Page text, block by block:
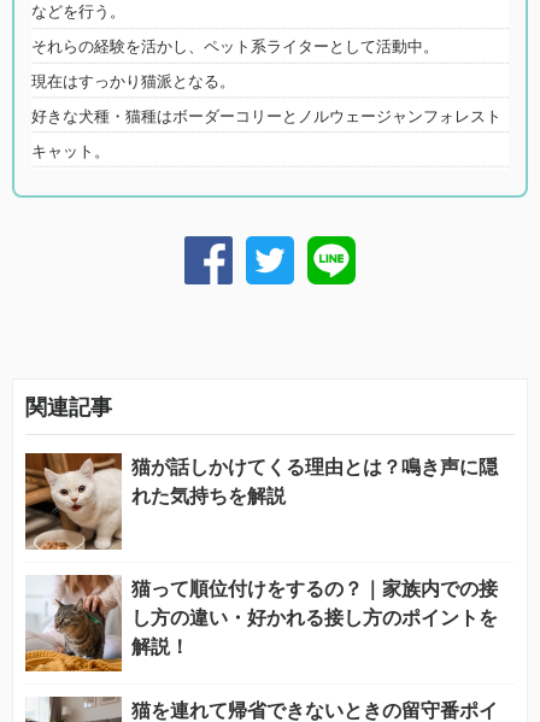
などを行う。
それらの経験を活かし、ペット系ライターとして活動中。
現在はすっかり猫派となる。
好きな犬種・猫種はボーダーコリーとノルウェージャンフォレスト
キャット。
関連記事
猫が話しかけてくる理由とは？鳴き声に隠
れた気持ちを解説
猫って順位付けをするの？｜家族内での接
し方の違い・好かれる接し方のポイントを
解説！
猫を連れて帰省できないときの留守番ポイ